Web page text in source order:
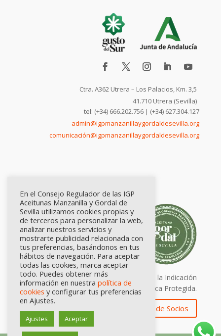
Ctra. A362 Utrera – Los Palacios, Km. 3,5
41.710 Utrera (Sevilla)
tel: (+34) 666.202.756 | (+34) 627.304.127
admin@igpmanzanillaygordaldesevilla.org
comunicación@igpmanzanillaygordaldesevilla.org
Calidad certificada por Origen. Sellos de la Indicación
Geográfica Protegida.
Zona de Socios
En el Consejo Regulador de las IGP
Aceitunas Manzanilla y Gordal de
Sevilla utilizamos cookies propias y
de terceros para personalizar la web,
analizar nuestros servicios y
mostrarte publicidad relacionada con
tus preferencias, basándonos en tus
hábitos de navegación. Para aceptar
todas las cookies, marca aceptar
todo. Puedes obtener más
información en nuestra política de
cookies y configurar tus preferencias
en Ajustes.
Ajustes Aceptar